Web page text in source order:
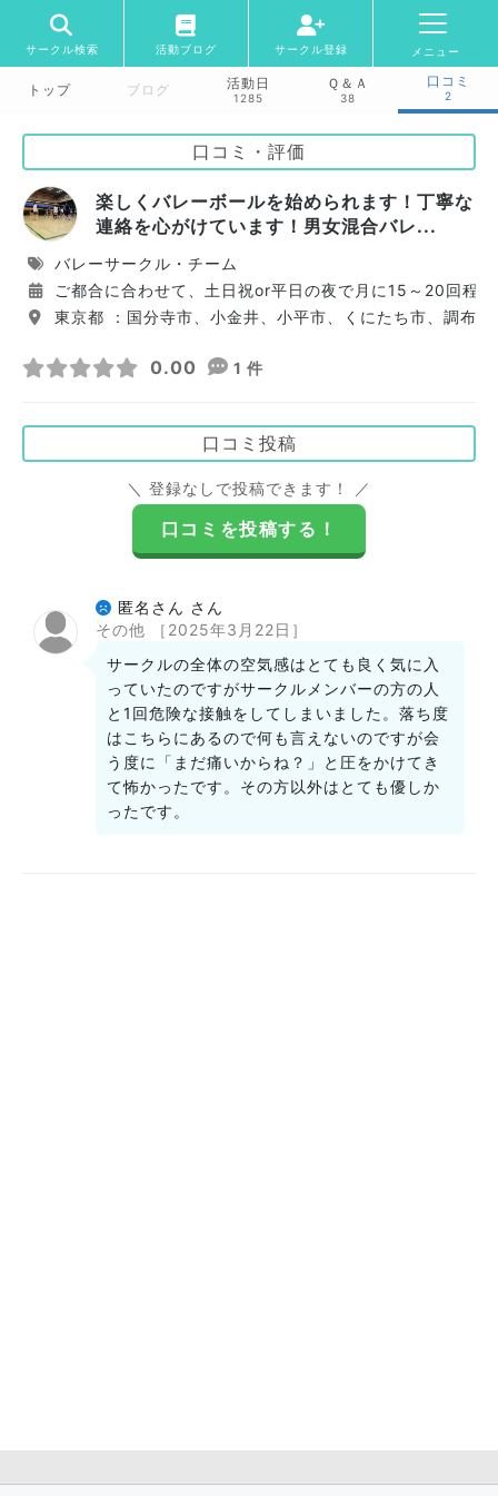
サークル検索 活動ブログ サークル登録 メニュー
トップ ブログ 活動日
1285
Ｑ＆Ａ
38
口コミ
2
口コミ・評価
楽しくバレーボールを始められます！丁寧な
連絡を心がけています！男女混合バレ...
バレーサークル・チーム
ご都合に合わせて、土日祝or平日の夜で月に15～20回程
東京都 ：国分寺市、小金井、小平市、くにたち市、調布市
0.00 1 件
口コミ投稿
＼ 登録なしで投稿できます！ ／
口コミを投稿する！
匿名さん さん
その他
［2025年3月22日］
サークルの全体の空気感はとても良く気に入
っていたのですがサークルメンバーの方の人
と1回危険な接触をしてしまいました。落ち度
はこちらにあるので何も言えないのですが会
う度に「まだ痛いからね？」と圧をかけてき
て怖かったです。その方以外はとても優しか
ったです。